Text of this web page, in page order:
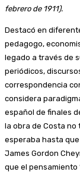
febrero de 1911).
Destacó en
pedagogo,
legado a través de
periódicos,
correspondencia
considera
español de finales
la obra de Costa no
esperaba hasta
James Gordon
que el pensamiento